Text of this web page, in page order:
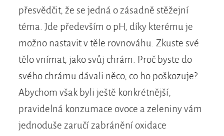
přesvědčit, že se jedná o zásadně stěžejní
téma. Jde především o pH, díky kterému je
možno nastavit v těle rovnováhu. Zkuste své
tělo vnímat, jako svůj chrám. Proč byste do
svého chrámu dávali něco, co ho poškozuje?
Abychom však byli ještě konkrétnější,
pravidelná konzumace ovoce a zeleniny vám
jednoduše zaručí zabránění oxidace